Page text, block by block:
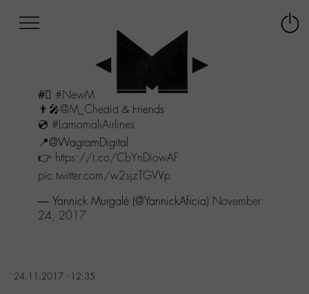
au
menu
Aller
contenu
Aller
recherche
#⃣ #NewMusicFriday
👨‍🎤@M_Chedid & Friends
💿 #LamomaliAirlines
📍@WagramDigital
👉 https://t.co/CbYnDiowAF
pic.twitter.com/w2sjzTGVVp
— Yannick Murgalé (@YannickAficia) November
24, 2017
24.11.2017 - 12:35